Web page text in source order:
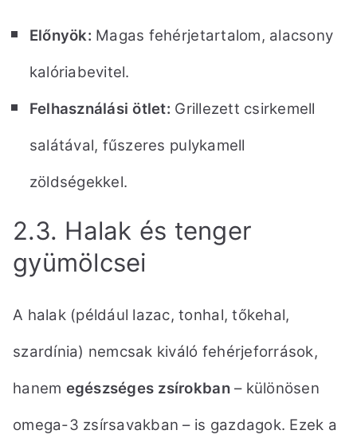
Előnyök: Magas fehérjetartalom, alacsony
kalóriabevitel.
Felhasználási ötlet: Grillezett csirkemell
salátával, fűszeres pulykamell
zöldségekkel.
2.3. Halak és tenger
gyümölcsei
A halak (például lazac, tonhal, tőkehal,
szardínia) nemcsak kiváló fehérjeforrások,
hanem egészséges zsírokban– különösen
omega-3 zsírsavakban – is gazdagok. Ezek a